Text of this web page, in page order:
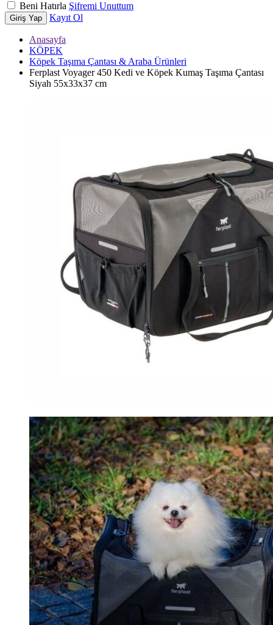
Beni Hatırla Şifremi Unuttum
Giriş Yap Kayıt Ol
Anasayfa
KÖPEK
Köpek Taşıma Çantası & Araba Ürünleri
Ferplast Voyager 450 Kedi ve Köpek Kumaş Taşıma Çantası
Siyah 55x33x37 cm